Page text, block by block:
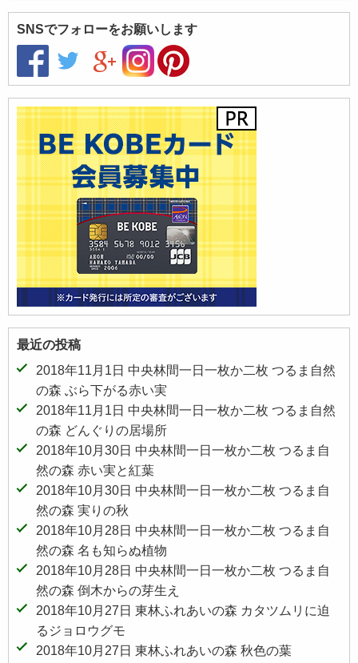
SNSでフォローをお願いします
最近の投稿
2018年11月1日 中央林間一日一枚か二枚 つるま自然
の森 ぶら下がる赤い実
2018年11月1日 中央林間一日一枚か二枚 つるま自然
の森 どんぐりの居場所
2018年10月30日 中央林間一日一枚か二枚 つるま自
然の森 赤い実と紅葉
2018年10月30日 中央林間一日一枚か二枚 つるま自
然の森 実りの秋
2018年10月28日 中央林間一日一枚か二枚 つるま自
然の森 名も知らぬ植物
2018年10月28日 中央林間一日一枚か二枚 つるま自
然の森 倒木からの芽生え
2018年10月27日 東林ふれあいの森 カタツムリに迫
るジョロウグモ
2018年10月27日 東林ふれあいの森 秋色の葉